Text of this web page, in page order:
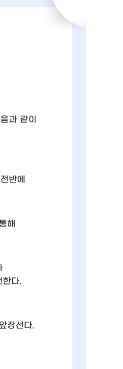
과 같이
반에
해
한다.
장선다.